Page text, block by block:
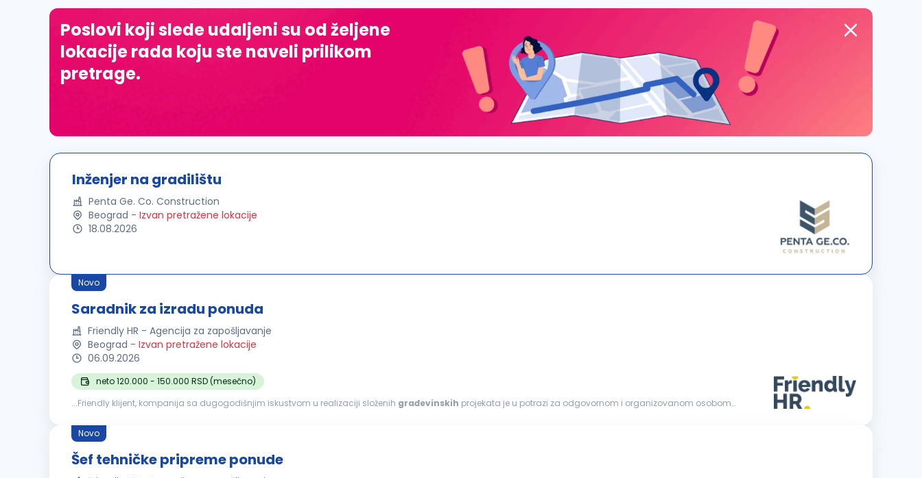
Poslovi koji slede udaljeni su od željene
lokacije rada koju ste naveli prilikom
pretrage.
Inženjer na gradilištu
Penta Ge. Co. Construction
Beograd - Izvan pretražene lokacije
18.08.2026
Novo
Saradnik za izradu ponuda
Friendly HR - Agencija za zapošljavanje
Beograd - Izvan pretražene lokacije
06.09.2026
neto 120.000 - 150.000 RSD (mesečno)
...Friendly klijent, kompanija sa dugogodišnjim iskustvom u realizaciji složenih građevinskih projekata je u potrazi za odgovornom i organizovanom osobom
Novo
Šef tehničke pripreme ponude